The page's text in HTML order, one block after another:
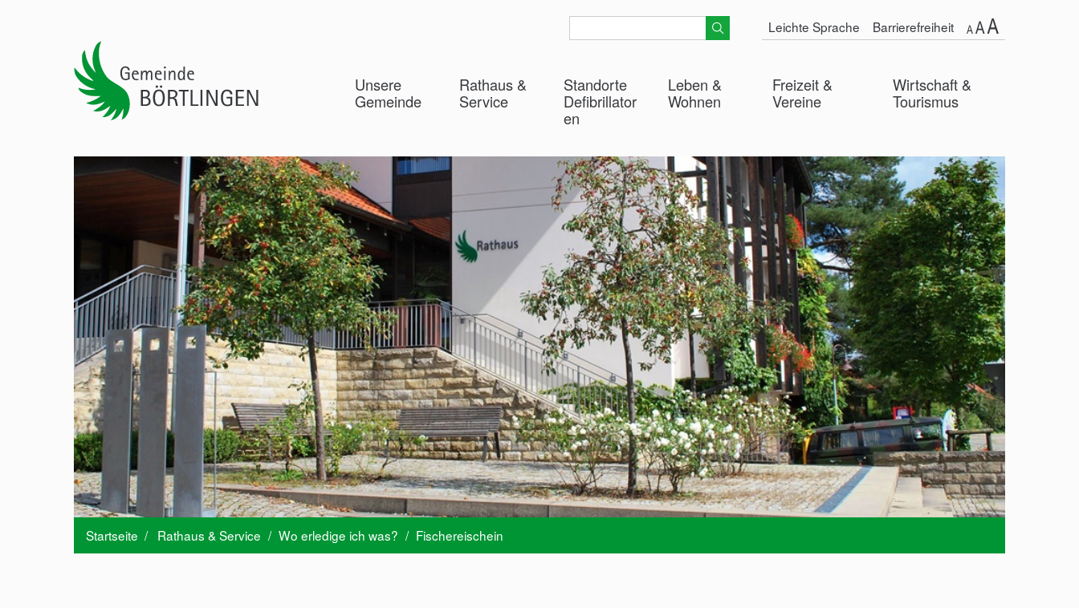
Leichte Sprache Barrierefreiheit
Unsere
Gemeinde
Rathaus &
Service
Standorte
Defibrillator
en
Leben &
Wohnen
Freizeit &
Vereine
Wirtschaft &
Tourismus
Startseite / Rathaus & Service / Wo erledige ich was? / Fischereischein